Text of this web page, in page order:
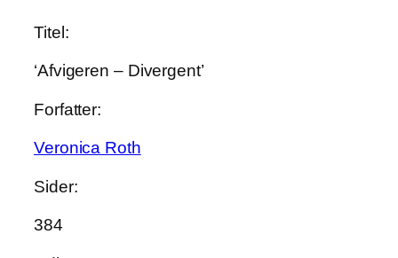
Titel:
‘Afvigeren – Divergent’
Forfatter:
Veronica Roth
Sider:
384